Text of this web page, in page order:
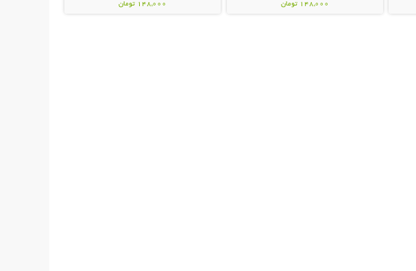
148,000 تومان
148,000 تومان